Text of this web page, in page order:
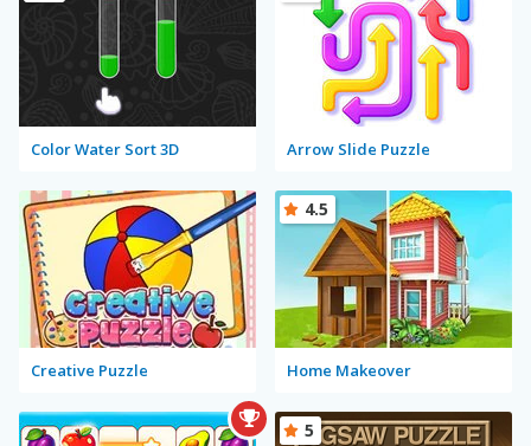
Color Water Sort 3D Arrow Slide Puzzle
Creative Puzzle Home Makeover
4.5
5